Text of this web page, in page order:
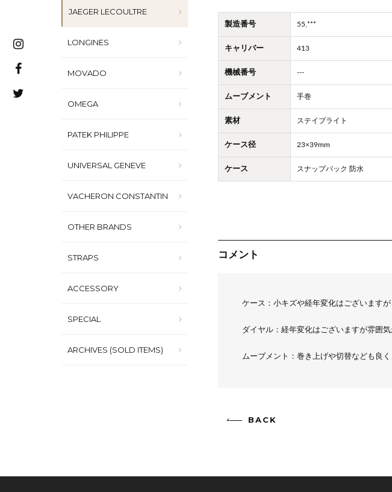
JAEGER LECOULTRE
LONGINES
MOVADO
OMEGA
PATEK PHILIPPE
UNIVERSAL GENEVE
VACHERON CONSTANTIN
OTHER BRANDS
STRAPS
ACCESSORY
SPECIAL
ARCHIVES (SOLD ITEMS)
製造番号 55,***
キャリバー 413
機械番号 ---
ムーブメント 手巻
素材 ステイブライト
ケース径 23×39mm
ケース スナップバック 防水
コメント
ケース：小キズや経年変化はございます
ダイヤル：経年変化はございますが雰囲
ムーブメント：巻き上げや切替なども良
BACK